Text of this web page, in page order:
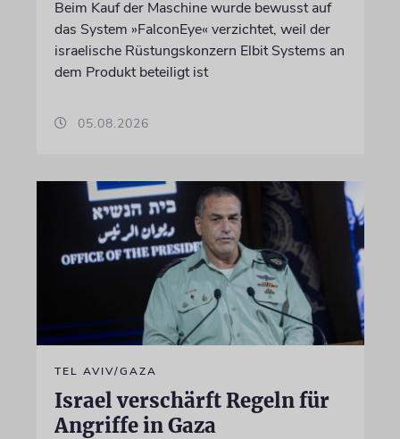
Beim Kauf der Maschine wurde bewusst auf
das System »FalconEye« verzichtet, weil der
israelische Rüstungskonzern Elbit Systems an
dem Produkt beteiligt ist
05.08.2026
TEL AVIV/GAZA
Israel verschärft Regeln für
Angriffe in Gaza